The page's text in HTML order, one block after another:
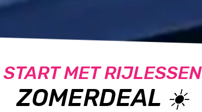
START MET RIJLESSEN
ZOMERDEAL ☀️